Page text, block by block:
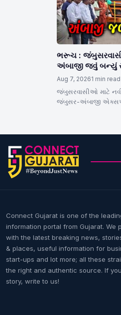
ભરૂચ :
અંબાજી જવું બન્યું
બસનું કરાયું લોકાર્પણ
Aug 7, 20261 min read
જંબુસરવાસીઓ માટે
જંબુસર-અંબાજી
Connect Gujarat is one of the
information portal from Gujarat. We
with the latest breaking news,
& places, useful information for
start-ups and lot more; all these
the right and authentic source. If
story, write to us!